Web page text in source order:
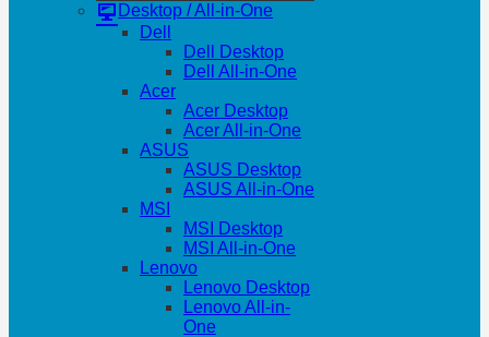
Desktop / All-in-One
Dell
Dell Desktop
Dell All-in-One
Acer
Acer Desktop
Acer All-in-One
ASUS
ASUS Desktop
ASUS All-in-One
MSI
MSI Desktop
MSI All-in-One
Lenovo
Lenovo Desktop
Lenovo All-in-
One